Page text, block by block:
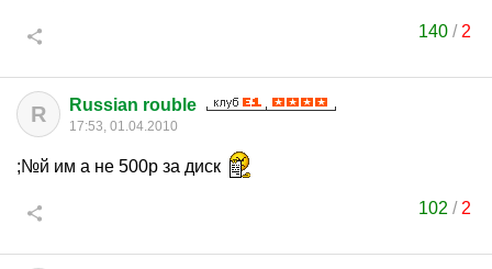
140/ 2
R Russian rouble
17:53, 01.04.2010
;№й им а не 500р за диск
102 / 2